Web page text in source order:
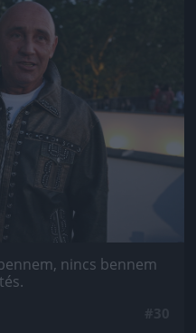
kép!
nincs bennem